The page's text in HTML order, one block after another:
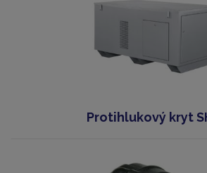
Protihlukový kryt